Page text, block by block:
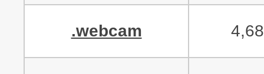
.webcam